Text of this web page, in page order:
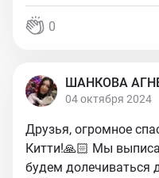
0
ШАНКОВА
04 октября 2024
Друзья, огромное
Китти!🙏🏻 Мы
будем долечиваться